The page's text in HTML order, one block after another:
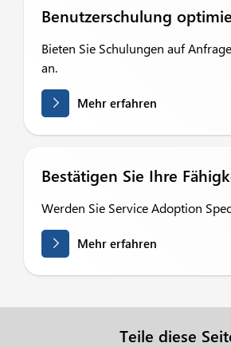
Benutzerschulung
Bieten Sie Schulungen auf
an.
Mehr erfahren
Bestätigen Sie Ihre
Werden Sie Service Adoption
Mehr erfahren
Teile diese